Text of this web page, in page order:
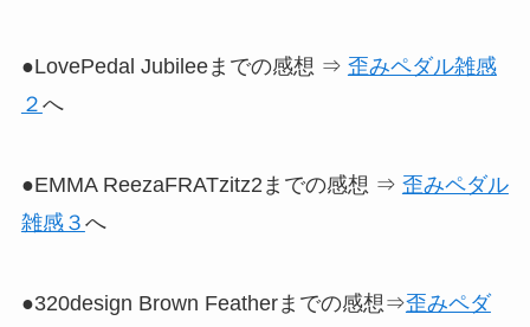
●LovePedal Jubileeまでの感想 ⇒ 歪みペダル雑感
２ へ
●EMMA ReezaFRATzitz2までの感想 ⇒ 歪みペダル
雑感３ へ
●320design Brown Featherまでの感想⇒歪みペダ